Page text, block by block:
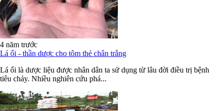
4 năm trước
Lá ổi - thần dược cho tôm thẻ chân trắng
Lá ổi là dược liệu được nhân dân ta sử dụng từ lâu đời điều trị bệnh
tiêu chảy. Nhiều nghiên cứu phá...